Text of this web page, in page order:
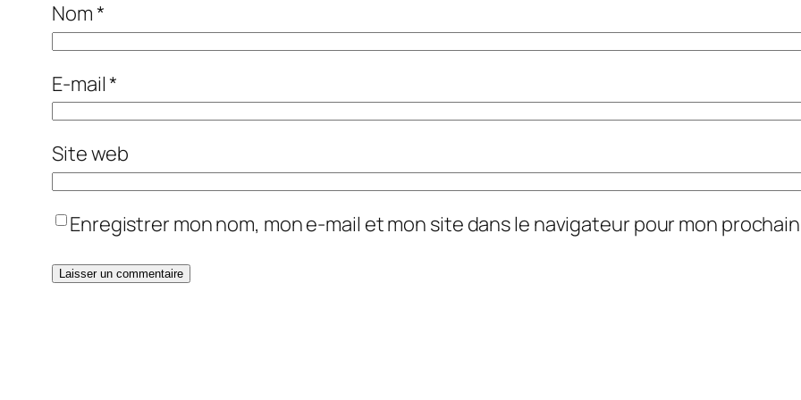
Nom*
E-mail*
Site web
Enregistrer mon nom, mon e-mail et mon site dans le navigateur pour mon